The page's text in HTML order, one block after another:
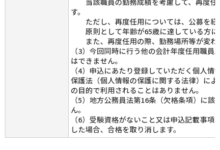
す。
ただし、再度任用については、公募を経
原則として年齢が65歳に達している方に
また、再度任用の際、勤務場所等が変わ
（3）今回同時に行う他の会計年度任用職員
はできません。
（4）申込にあたり登録していただく個人情
保護法（個人情報の保護に関する法律）に
の目的で利用されることはありません。
（5）地方公務員法第16条（欠格条項）に
ん。
（6）受験資格がないこと又は申込記載事項
した場合、合格を取り消します。